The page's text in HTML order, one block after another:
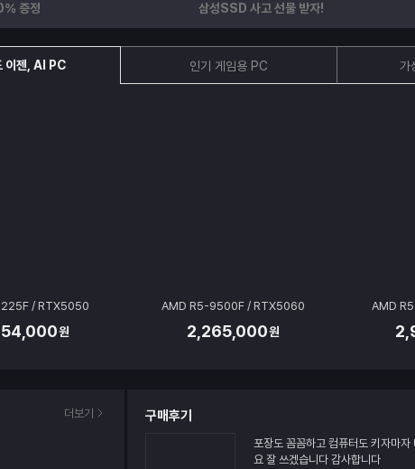
증정 삼성SSD 사고 선물 받자!
이젠, AI PC 인기 게임용 PC 가
225F / RTX5050
원
AMD R5-9500F / RTX5060
2,265,000원
AMD
더보기 구매후기
포장도 꼼꼼하고 컴퓨터도 키자마자
요 잘 쓰겠습니다 감사합니다